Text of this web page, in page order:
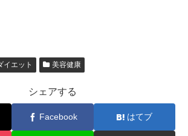
イエット 美容健康
シェアする
Facebook はてブ